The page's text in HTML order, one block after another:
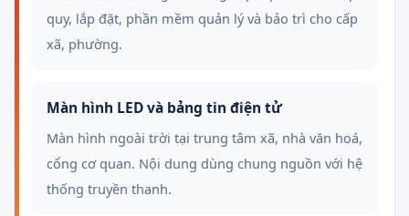
quy, lắp đặt, phần mềm quản lý và bảo trì cho cấp
xã, phường.
Màn hình LED và bảng tin điện tử
Màn hình ngoài trời tại trung tâm xã, nhà văn hoá,
cổng cơ quan. Nội dung dùng chung nguồn với hệ
thống truyền thanh.